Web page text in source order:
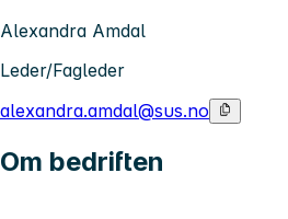
Alexandra Amdal
Leder/Fagleder
alexandra.amdal@sus.no
Om bedriften